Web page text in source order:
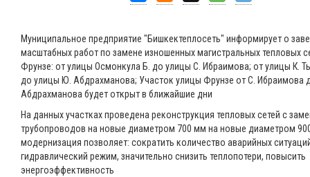
Муниципальное предприятие "Бишкектеплосеть" информирует о
масштабных работ по замене изношенных магистральных тепловых
Фрунзе: от улицы Осмонкула Б. до улицы С. Ибраимова; от улицы К.
до улицы Ю. Абдрахманова; Участок улицы Фрунзе от С. Ибраимова
Абдрахманова будет открыт в ближайшие дни
На данных участках проведена реконструкция тепловых сетей с
трубопроводов на новые диаметром 700 мм на новые диаметром
модернизация позволяет: сократить количество аварийных
гидравлический режим, значительно снизить теплопотери, повысить
энергоэффективность